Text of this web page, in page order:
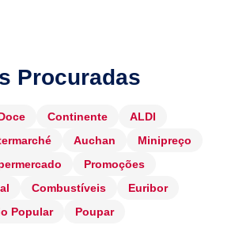
Procuradas
Continente
ALDI
Auchan
Minipreço
Promoções
Combustíveis
Euribor
Popular Poupar